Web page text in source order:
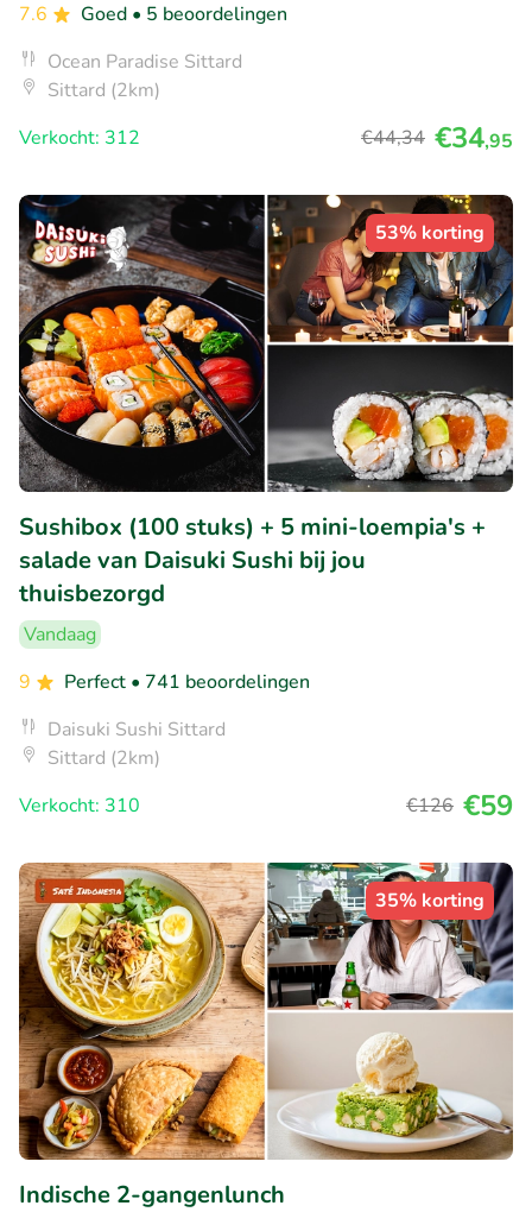
7.6
Goed • 5 beoordelingen
Ocean Paradise Sittard
Sittard (2km)
Verkocht: 312
€44,34 €34,95
53% korting
Sushibox (100 stuks) + 5 mini-loempia's +
salade van Daisuki Sushi bij jou
thuisbezorgd
Vandaag
9
Perfect • 741 beoordelingen
Daisuki Sushi Sittard
Sittard (2km)
Verkocht: 310
€126 €59
35% korting
Indische 2-gangenlunch